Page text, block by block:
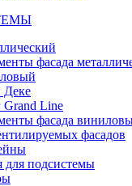
фасада
Деке
Line
фасада
фасадов
подсистемы